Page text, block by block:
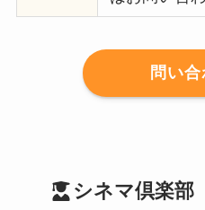
問い
シネマ倶楽部